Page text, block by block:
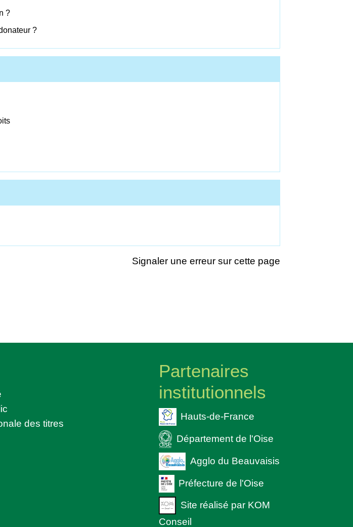
?
?
Signaler une erreur sur cette page
des titres
Partenaires
institutionnels
Hauts-de-France
Département de l'Oise
Agglo du Beauvaisis
Préfecture de l'Oise
Site réalisé par KOM
Conseil